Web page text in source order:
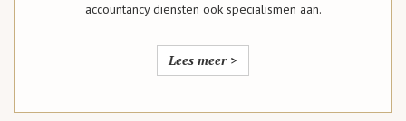
accountancy diensten ook specialismen aan.
Lees meer >